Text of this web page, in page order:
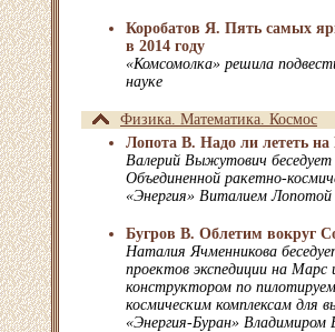
Коробатов Я. Пять самых
в 2014 году
«Комсомолка» решила
науке
Физика. Математика. Космос
Лопота В. Надо ли лететь
Валерий Выжутович беседует
Объединенной ракетно-
«Энергия» Виталием Лопотой
Бугров В. Облетим вокруг
Наталия Ячменникова
проектов экспедиции на Марс
конструктором по
космическим комплексам для
«Энергия-Буран» Владимиром